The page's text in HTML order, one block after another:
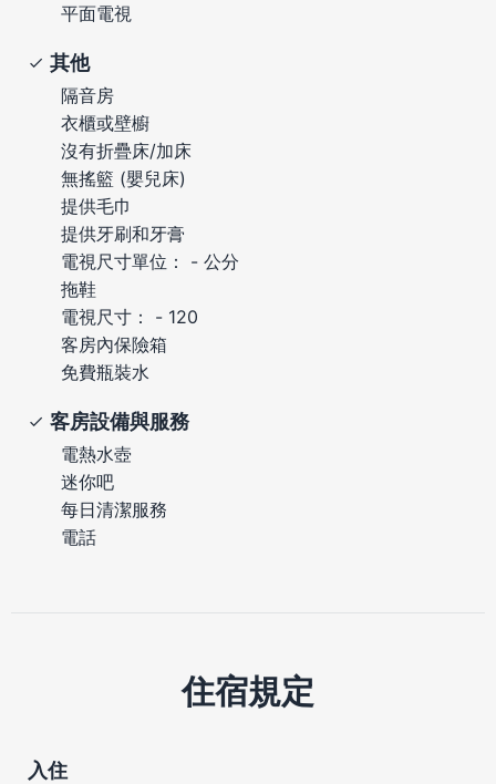
平面電視
其他
隔音房
衣櫃或壁櫥
沒有折疊床/加床
無搖籃 (嬰兒床)
提供毛巾
提供牙刷和牙膏
電視尺寸單位： - 公分
拖鞋
電視尺寸： - 120
客房內保險箱
免費瓶裝水
客房設備與服務
電熱水壺
迷你吧
每日清潔服務
電話
住宿規定
入住